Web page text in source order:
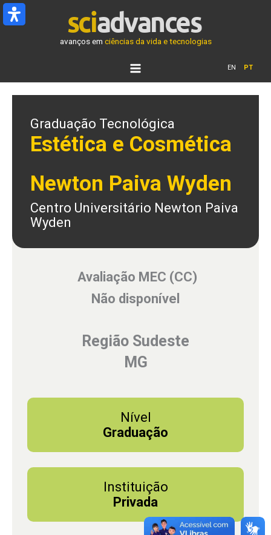
Ir
para
avanços em ciências da vida e tecnologias
EN PT
Graduação Tecnológica
Estética e Cosmética
Newton Paiva Wyden
Centro Universitário Newton Paiva
Wyden
Avaliação MEC (CC)
Não disponível
Região Sudeste
MG
Nível
Graduação
Instituição
Privada